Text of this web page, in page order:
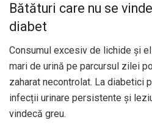
Bătături care nu se
diabet
Consumul excesiv de lichide și
mari de urină pe parcursul zilei
zaharat necontrolat. La diabetici
infecții urinare persistente și
vindecă greu.